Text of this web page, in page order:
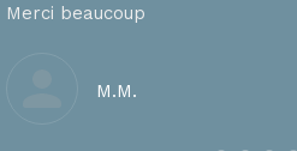
Merci beaucoup
M.M.